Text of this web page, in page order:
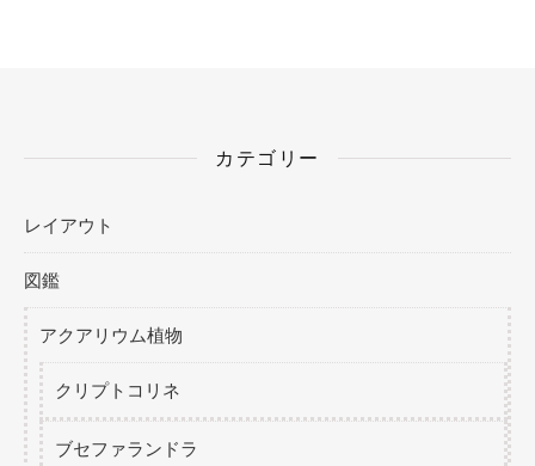
カテゴリー
レイアウト
図鑑
アクアリウム植物
クリプトコリネ
ブセファランドラ